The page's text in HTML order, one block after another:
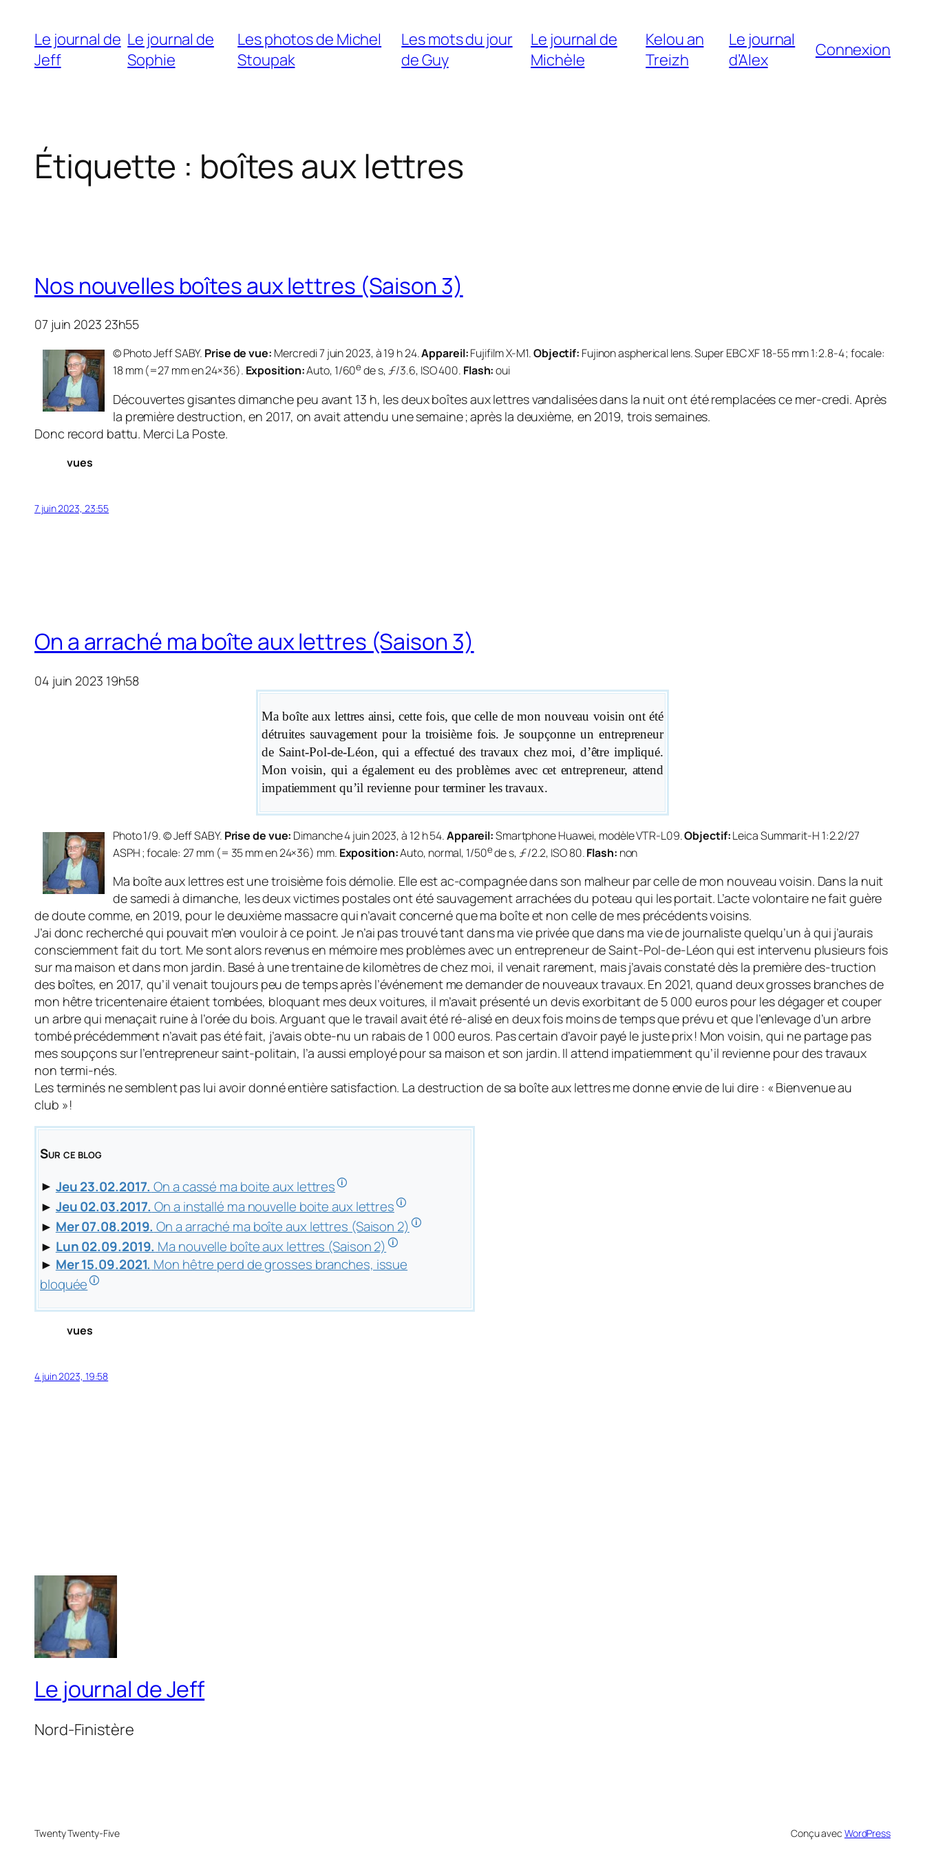
Le journal de
Jeff
Le journal de
Sophie
Les photos de Michel
Stoupak
Les mots du jour
de Guy
Le journal de
Michèle
Kelou an
Treizh
Le journal
d’Alex
Connexion
Étiquette : boîtes aux lettres
Nos nouvelles boîtes aux lettres (Saison 3)
07 juin 2023 23h55
© Photo Jeff SABY. Prise de vue: Mercredi 7 juin 2023, à 19 h 24.Appareil:Fujifilm X-M1.Objectif: Fujinon aspherical lens. Super EBC XF 18-55 mm 1:2.8-4 ; focale:
18 mm (=27 mm en 24×36). Exposition:Auto, 1/60e de s, ƒ/3.6, ISO 400. Flash:oui
Découvertes gisantes dimanche peu avant 13 h, les deux boîtes aux lettres vandalisées dans la nuit ont été remplacées ce mer-credi. Après
la première destruction, en 2017, on avait attendu une semaine ; après la deuxième, en 2019, trois semaines.
Donc record battu. Merci La Poste.
vues
7 juin 2023, 23:55
On a arraché ma boîte aux lettres (Saison 3)
04 juin 2023 19h58
Ma boîte aux lettres ainsi, cette fois, que celle de mon nou­veau voisin ont été
détruites sauvagement pour la troisième fois. Je soupçonne un entrepreneur
de Saint-Pol-de-Léon, qui a effectué des travaux chez moi, d’être impliqué.
Mon voisin, qui a également eu des problèmes avec cet entrepreneur, attend
impatiemment qu’il revienne pour terminer les travaux.
Photo 1/9. © Jeff SABY. Prise de vue: Dimanche 4 juin 2023, à 12 h 54.Appareil:Smartphone Huawei, modèle VTR-L09.Objectif:Leica Summarit-H 1:2.2/27
ASPH ; focale: 27 mm (= 35 mm en 24×36) mm. Exposition:Auto, normal, 1/50ede s, ƒ/2.2, ISO 80.Flash: non
Ma boîte aux lettres est une troisième fois démolie. Elle est ac-compagnée dans son malheur par celle de mon nouveau voisin. Dans la nuit
de samedi à dimanche, les deux victimes postales ont été sauvagement arrachées du poteau qui les portait. L’acte volontaire ne fait guère
de doute comme, en 2019, pour le deuxième massacre qui n’avait concerné que ma boîte et non celle de mes précédents voisins.
J’ai donc recherché qui pouvait m’en vouloir à ce point. Je n’ai pas trouvé tant dans ma vie privée que dans ma vie de journaliste quelqu’un à qui j’aurais
consciemment fait du tort. Me sont alors revenus en mémoire mes problèmes avec un entrepreneur de Saint-Pol-de-Léon qui est intervenu plusieurs fois
sur ma maison et dans mon jardin. Basé à une trentaine de kilomètres de chez moi, il venait rarement, mais j’avais constaté dès la première des-truction
des boîtes, en 2017, qu’il venait toujours peu de temps après l’événement me demander de nouveaux travaux. En 2021, quand deux grosses branches de
mon hêtre tricentenaire étaient tombées, bloquant mes deux voitures, il m’avait présenté un devis exorbitant de 5 000 euros pour les dégager et couper
un arbre qui menaçait ruine à l’orée du bois. Arguant que le travail avait été ré-alisé en deux fois moins de temps que prévu et que l’enlevage d’un arbre
tombé précédemment n’avait pas été fait, j’avais obte-nu un rabais de 1 000 euros. Pas certain d’avoir payé le juste prix ! Mon voisin, qui ne partage pas
mes soupçons sur l’entrepreneur saint-politain, l’a aussi employé pour sa maison et son jardin. Il attend impatiemment qu’il revienne pour des travaux
non termi-nés.
Les terminés ne semblent pas lui avoir donné entière satisfaction. La destruction de sa boîte aux lettres me donne envie de lui dire : « Bienvenue au
club » !
Sur ce blog
► Jeu 23.02.2017. On a cassé ma boite aux lettres🛈
► Jeu 02.03.2017. On a installé ma nouvelle boite aux lettres🛈
► Mer 07.08.2019. On a arraché ma boîte aux lettres (Saison 2) 🛈
► Lun 02.09.2019. Ma nouvelle boîte aux lettres (Saison 2) 🛈
► Mer 15.09.2021. Mon hêtre perd de grosses branches, issue
bloquée🛈
vues
4 juin 2023, 19:58
Le journal de Jeff
Nord-Finistère
Twenty Twenty-Five Conçu avec WordPress